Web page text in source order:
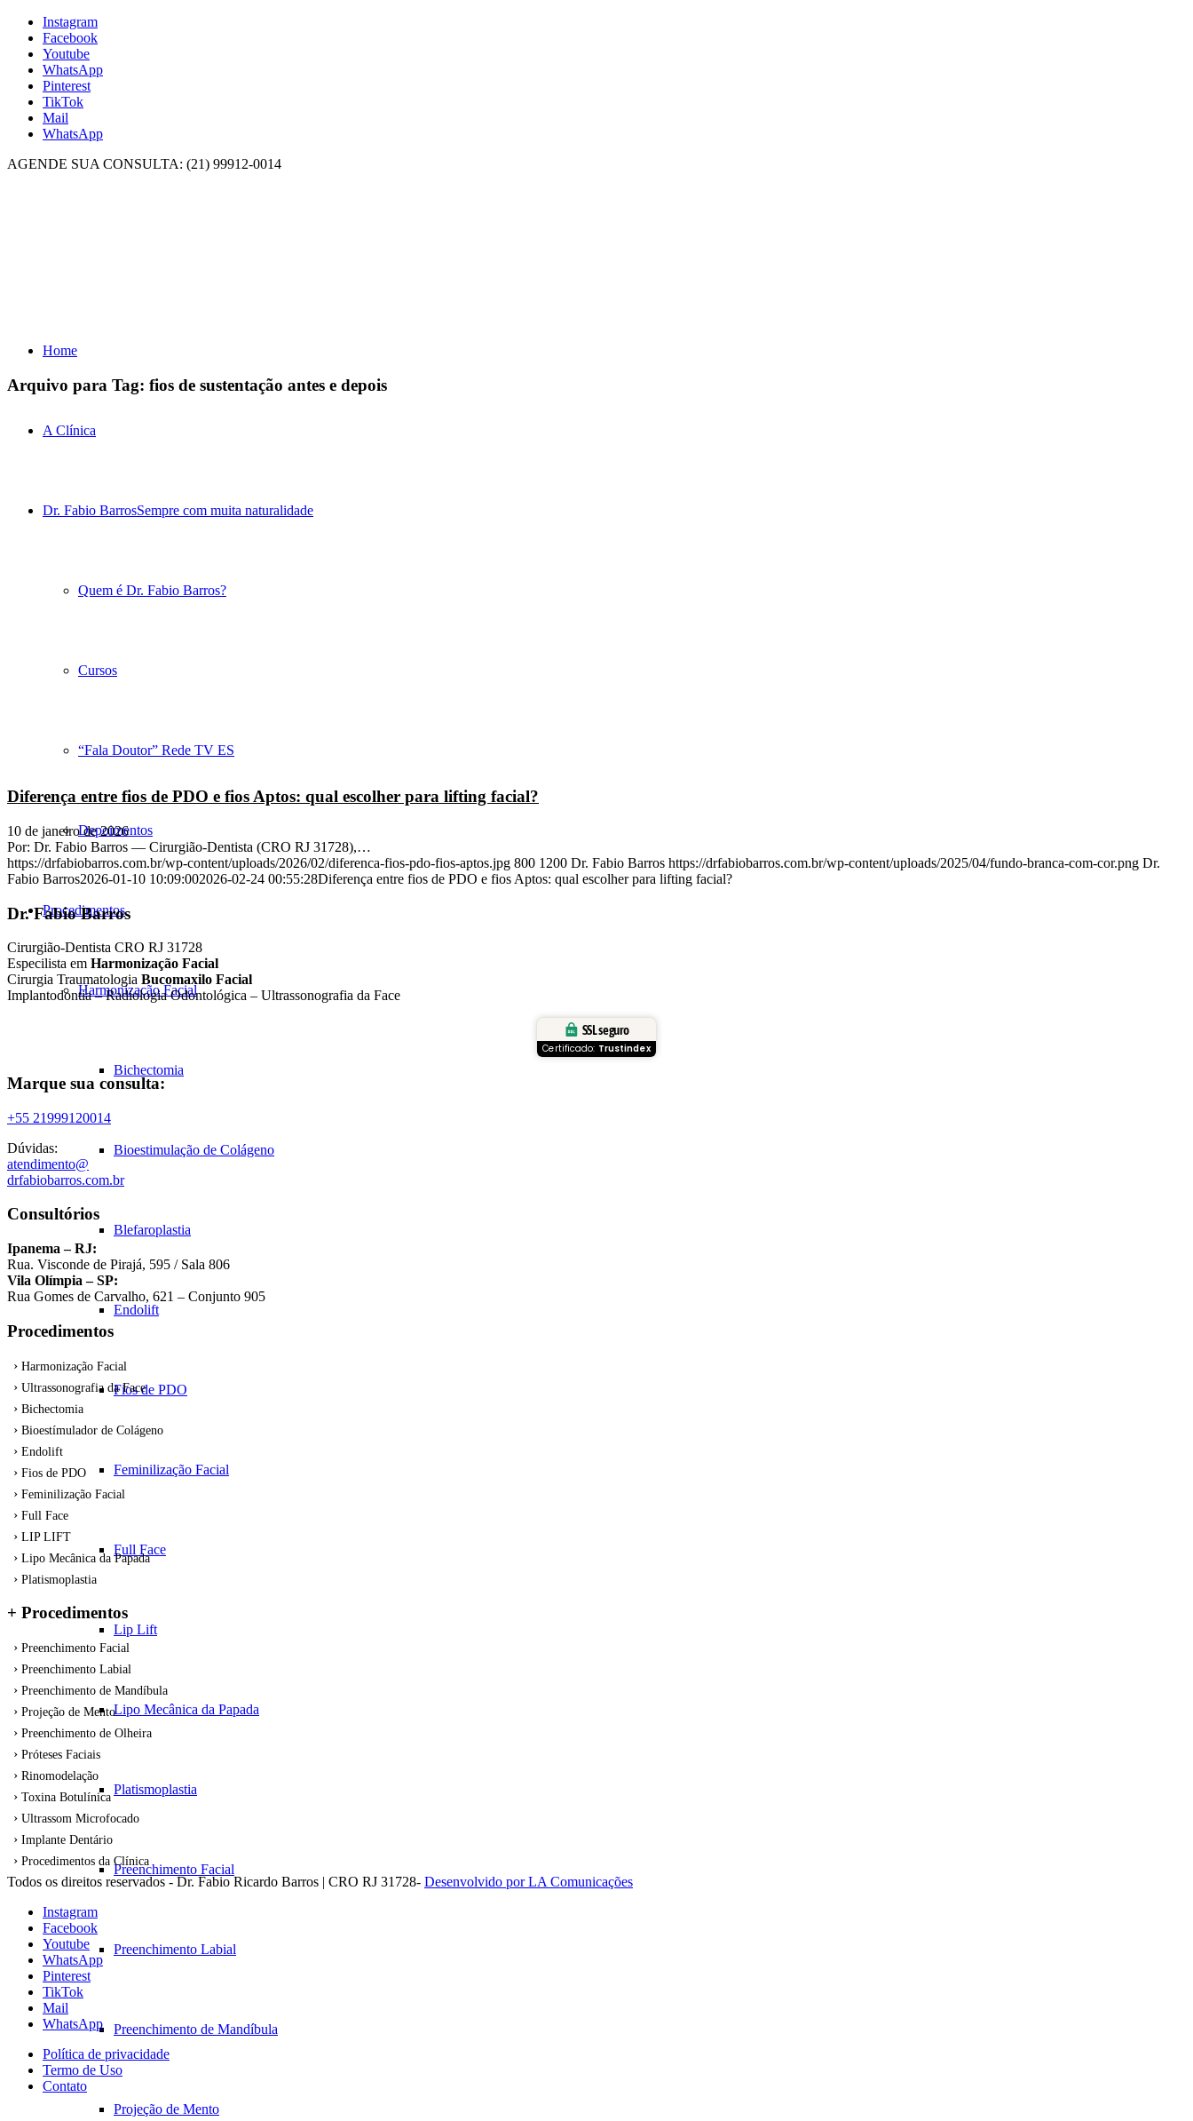
Instagram
Facebook
Youtube
WhatsApp
Pinterest
TikTok
Mail
WhatsApp
AGENDE SUA CONSULTA: (21) 99912-0014
Home
A Clínica
Dr. Fabio BarrosSempre com muita naturalidade
Quem é Dr. Fabio Barros?
Cursos
“Fala Doutor” Rede TV ES
Depoimentos
Procedimentos
Harmonização Facial
Bichectomia
Bioestimulação de Colágeno
Blefaroplastia
Endolift
Fios de PDO
Feminilização Facial
Full Face
Lip Lift
Lipo Mecânica da Papada
Platismoplastia
Preenchimento Facial
Preenchimento Labial
Preenchimento de Mandíbula
Projeção de Mento
Arquivo para Tag: fios de sustentação antes e depois
Diferença entre fios de PDO e fios Aptos: qual escolher para lifting facial?
10 de janeiro de 2026
Por: Dr. Fabio Barros — Cirurgião-Dentista (CRO RJ 31728),…
https://drfabiobarros.com.br/wp-content/uploads/2026/02/diferenca-fios-pdo-fios-aptos.jpg 800 1200 Dr. Fabio Barros https://drfabiobarros.com.br/wp-content/uploads/2025/04/fundo-branca-com-cor.png Dr.
Fabio Barros2026-01-10 10:09:002026-02-24 00:55:28Diferença entre fios de PDO e fios Aptos: qual escolher para lifting facial?
Dr. Fabio Barros
Cirurgião-Dentista CRO RJ 31728
Especilista em Harmonização Facial
Cirurgia Traumatologia Bucomaxilo Facial
Implantodontia – Radiologia Odontológica – Ultrassonografia da Face
SSL seguro
Certificado: Trustindex
Marque sua consulta:
+55 21999120014
Dúvidas:
atendimento@
drfabiobarros.com.br
Consultórios
Ipanema – RJ:
Rua. Visconde de Pirajá, 595 / Sala 806
Vila Olímpia – SP:
Rua Gomes de Carvalho, 621 – Conjunto 905
Procedimentos
Harmonização Facial
Ultrassonografia da Face
Bichectomia
Bioestímulador de Colágeno
Endolift
Fios de PDO
Feminilização Facial
Full Face
LIP LIFT
Lipo Mecânica da Papada
Platismoplastia
+ Procedimentos
Preenchimento Facial
Preenchimento Labial
Preenchimento de Mandíbula
Projeção de Mento
Preenchimento de Olheira
Próteses Faciais
Rinomodelação
Toxina Botulínica
Ultrassom Microfocado
Implante Dentário
Procedimentos da Clínica
Todos os direitos reservados - Dr. Fabio Ricardo Barros | CRO RJ 31728- Desenvolvido por LA Comunicações
Instagram
Facebook
Youtube
WhatsApp
Pinterest
TikTok
Mail
WhatsApp
Política de privacidade
Termo de Uso
Contato